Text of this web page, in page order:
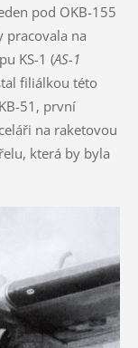
pod OKB-155
pracovala na
KS-1 (AS-1
filiálkou této
51, první
na raketovou
která by byla